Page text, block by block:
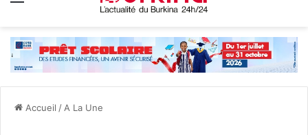
Accueil / A La Une